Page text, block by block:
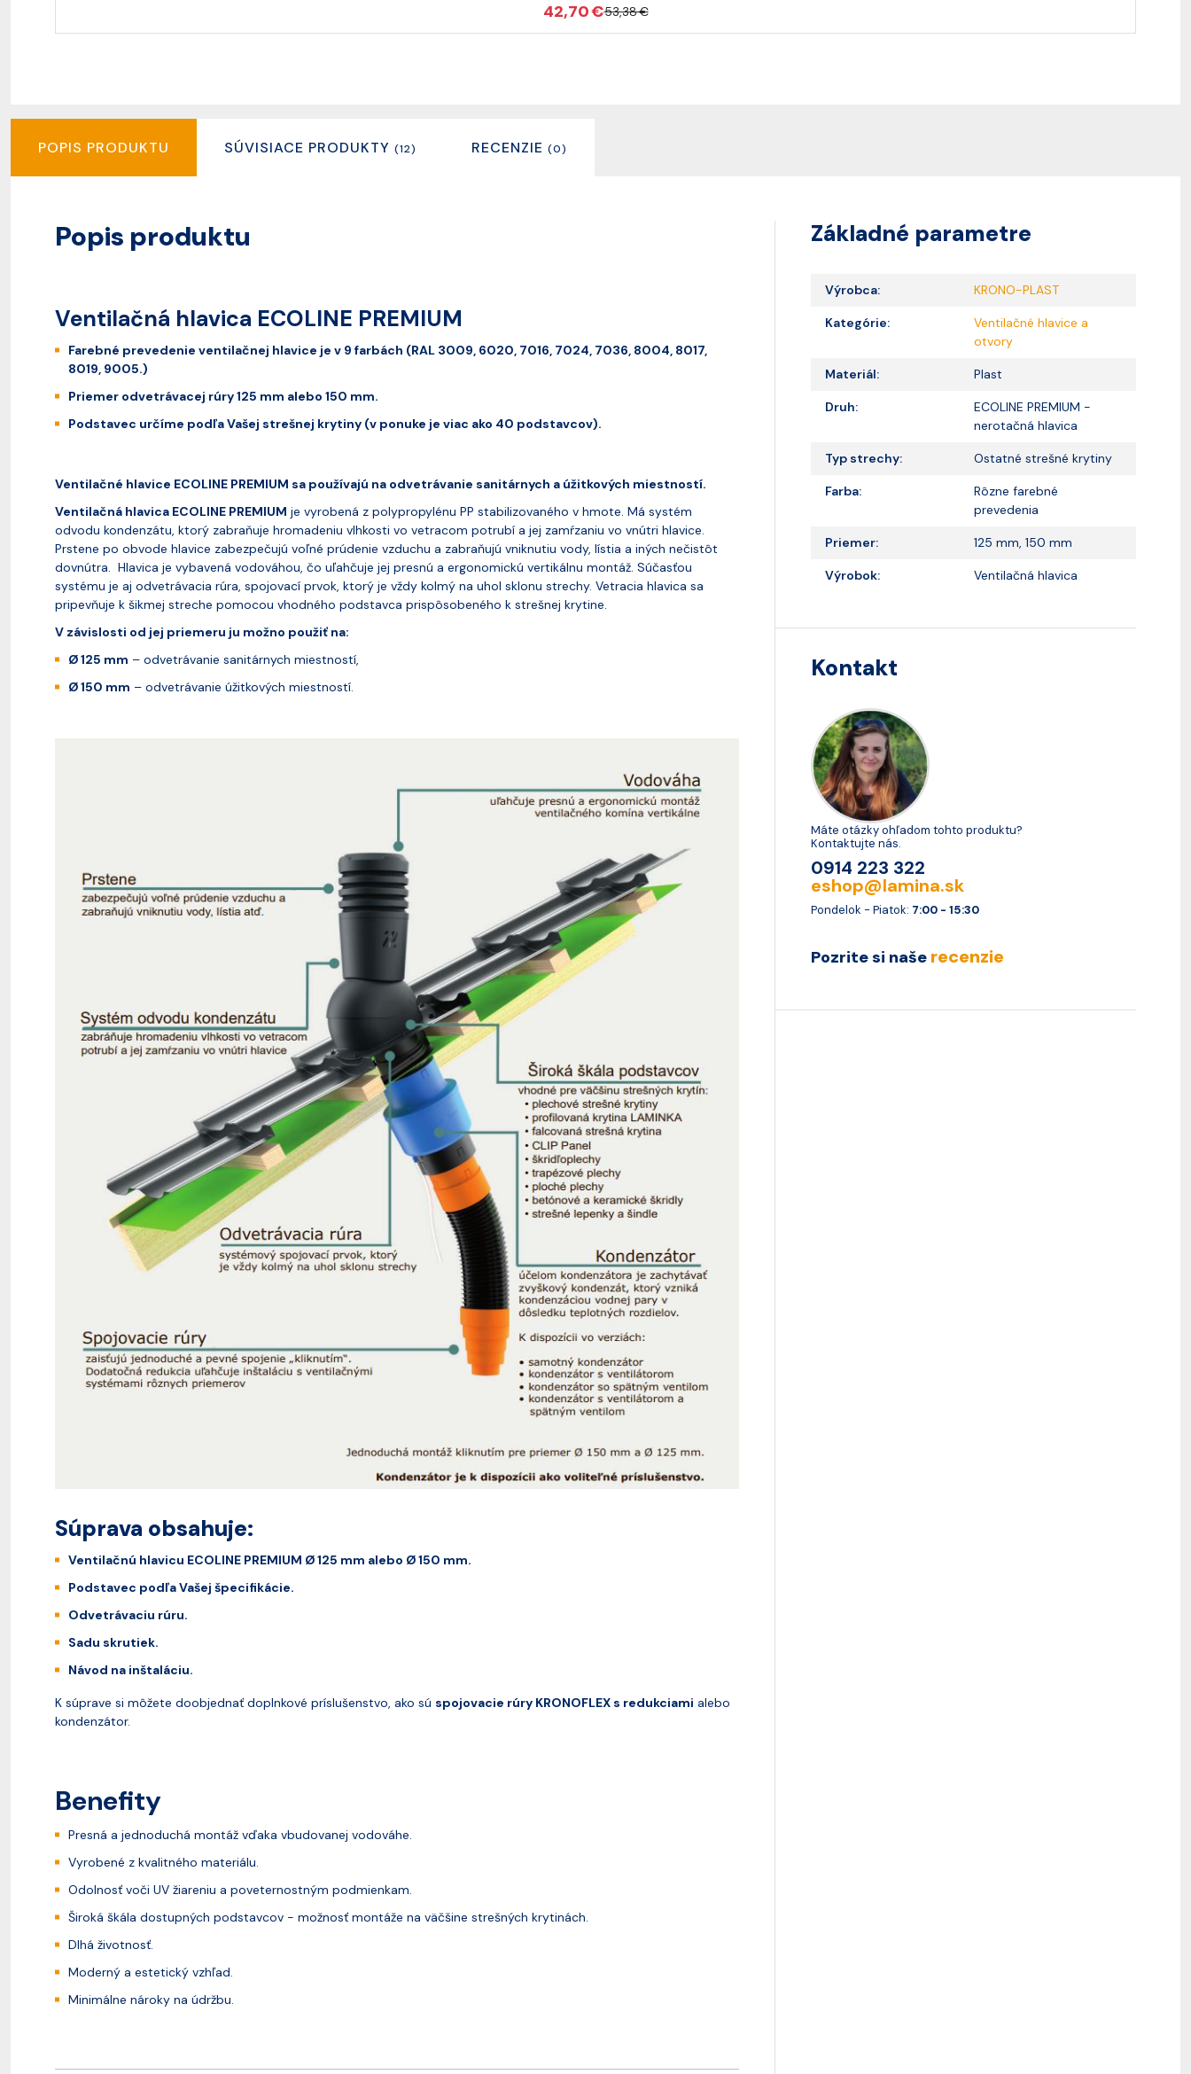
42,70 €53,38 €
POPIS PRODUKTU SÚVISIACE PRODUKTY (12) RECENZIE (0)
Popis produktu
Ventilačná hlavica ECOLINE PREMIUM
Farebné prevedenie ventilačnej hlavice je v 9 farbách (RAL 3009, 6020, 7016, 7024, 7036, 8004, 8017,
8019, 9005.)
Priemer odvetrávacej rúry 125 mm alebo 150 mm.
Podstavec určíme podľa Vašej strešnej krytiny (v ponuke je viac ako 40 podstavcov).
Ventilačné hlavice ECOLINE PREMIUM sa používajú na odvetrávanie sanitárnych a úžitkových miestností.
Ventilačná hlavica ECOLINE PREMIUM je vyrobená z polypropylénu PP stabilizovaného v hmote. Má systém
odvodu kondenzátu, ktorý zabraňuje hromadeniu vlhkosti vo vetracom potrubí a jej zamŕzaniu vo vnútri hlavice.
Prstene po obvode hlavice zabezpečujú voľné prúdenie vzduchu a zabraňujú vniknutiu vody, lístia a iných nečistôt
dovnútra. Hlavica je vybavená vodováhou, čo uľahčuje jej presnú a ergonomickú vertikálnu montáž. Súčasťou
systému je aj odvetrávacia rúra, spojovací prvok, ktorý je vždy kolmý na uhol sklonu strechy. Vetracia hlavica sa
pripevňuje k šikmej streche pomocou vhodného podstavca prispôsobeného k strešnej krytine.
V závislosti od jej priemeru ju možno použiť na:
Ø 125 mm – odvetrávanie sanitárnych miestností,
Ø 150 mm – odvetrávanie úžitkových miestností.
Súprava obsahuje:
Ventilačnú hlavicu ECOLINE PREMIUM Ø 125 mm alebo Ø 150 mm.
Podstavec podľa Vašej špecifikácie.
Odvetrávaciu rúru.
Sadu skrutiek.
Návod na inštaláciu.
K súprave si môžete doobjednať doplnkové príslušenstvo, ako sú spojovacie rúry KRONOFLEX s redukciami alebo
kondenzátor.
Benefity
Presná a jednoduchá montáž vďaka vbudovanej vodováhe.
Vyrobené z kvalitného materiálu.
Odolnosť voči UV žiareniu a poveternostným podmienkam.
Široká škála dostupných podstavcov - možnosť montáže na väčšine strešných krytinách.
Dlhá životnosť.
Moderný a estetický vzhľad.
Minimálne nároky na údržbu.
Základné parametre
Výrobca: KRONO-PLAST
Kategórie:
Ventilačné hlavice a
otvory
Materiál: Plast
Druh:
ECOLINE PREMIUM -
nerotačná hlavica
Typ strechy: Ostatné strešné krytiny
Farba:
Rôzne farebné
prevedenia
Priemer: 125 mm, 150 mm
Výrobok: Ventilačná hlavica
Kontakt
Máte otázky ohľadom tohto produktu?
Kontaktujte nás.
0914 223 322
eshop@lamina.sk
Pondelok - Piatok: 7:00 - 15:30
Pozrite si naše recenzie